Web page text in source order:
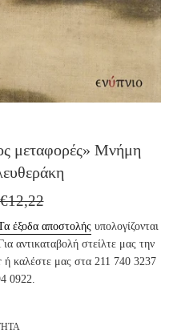
μεταφορές» Μνήμη
ΤΙΜΗ
€12,22
έξοδα αποστολής υπολογίζονται
αντικαταβολή στείλτε μας την
καλέστε μας στα 211 740 3237
0922.